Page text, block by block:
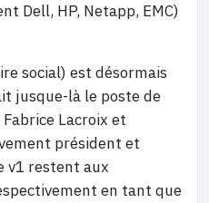
Dell, HP, Netapp, EMC)
social) est désormais
jusque-là le poste de
Lacroix et
président et
v1 restent aux
en tant que